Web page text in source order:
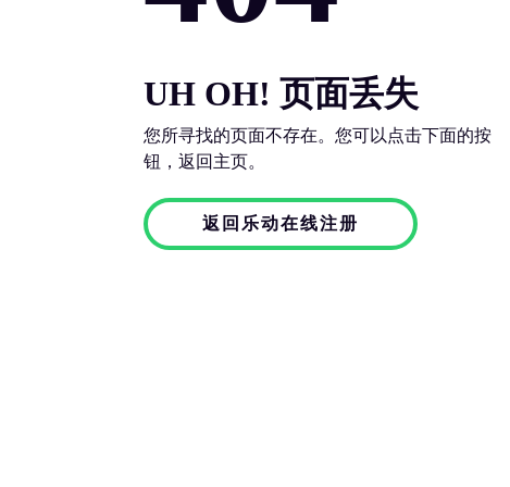
UH OH! 页面丢失
您所寻找的页面不存在。您可以点击下面的按
钮，返回主页。
返回乐动在线注册